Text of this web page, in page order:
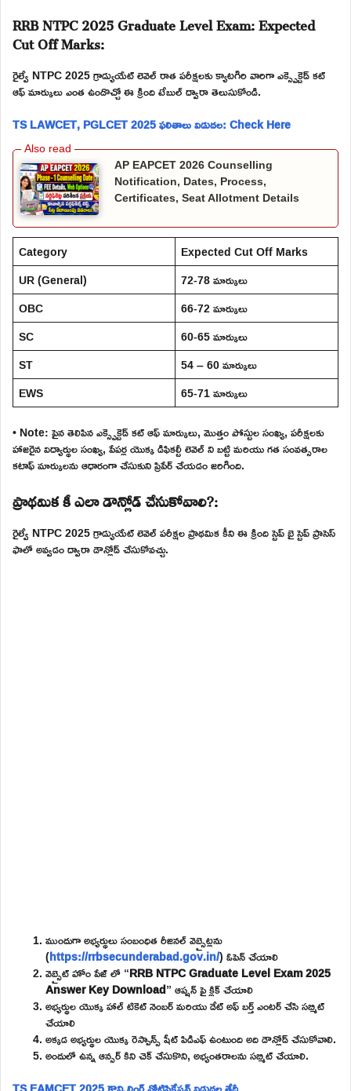
RRB NTPC 2025 Graduate Level Exam: Expected
Cut Off Marks:
రైల్వే NTPC 2025 గ్రాడ్యుయేట్ లెవెల్ రాత పరీక్షలకు క్యాటగిరి వారిగా ఎక్స్పెక్టెడ్ కట్
ఆఫ్ మార్కులు ఎంత ఉండొచ్చో ఈ క్రింది టేబుల్ ద్వారా తెలుసుకోండి.
TS LAWCET, PGLCET 2025 ఫలితాలు విడుదల: Check Here
AP EAPCET 2026 Counselling
Notification, Dates, Process,
Certificates, Seat Allotment Details
Category
Expected Cut Off Marks
UR (General)
72-78 మార్కులు
OBC
66-72 మార్కులు
SC
60-65 మార్కులు
ST
54 – 60 మార్కులు
EWS
65-71 మార్కులు
• Note: పైన తెలిపిన ఎక్స్పెక్టెడ్ కట్ ఆఫ్ మార్కులు, మొత్తం పోస్టుల సంఖ్య, పరీక్షలకు
హాజరైన విద్యార్థుల సంఖ్య, పేపర్ల యొక్క డిఫికల్టీ లెవెల్ ని బట్టి మరియు గత సంవత్సరాల
కటాఫ్ మార్కులను ఆధారంగా చేసుకుని ప్రిపేర్ చేయడం జరిగింది.
ప్రాథమిక కీ ఎలా డౌన్లోడ్ చేసుకోవాలి?:
రైల్వే NTPC 2025 గ్రాడ్యుయేట్ లెవెల్ పరీక్షల ప్రాథమిక కీని ఈ క్రింది స్టెప్ బై స్టెప్ ప్రాసెస్
ఫాలో అవ్వడం ద్వారా డౌన్లోడ్ చేసుకోవచ్చు.
ముందుగా అభ్యర్థులు సంబంధిత రీజినల్ వెబ్సైట్లను
(https://rrbsecunderabad.gov.in/) ఓపెన్ చేయాలి
వెబ్సైట్ హోం పేజ్ లో “RRB NTPC Graduate Level Exam 2025
Answer Key Download” ఆప్షన్ పై క్లిక్ చేయాలి
అభ్యర్థుల యొక్క హాల్ టికెట్ నెంబర్ మరియు డేట్ అఫ్ బర్త్ ఎంటర్ చేసి సబ్మిట్
చేయాలి
అక్కడ అభ్యర్థుల యొక్క రెస్పాన్స్ షీట్ పిడిఎఫ్ ఉంటుంది అది డౌన్లోడ్ చేసుకోవాలి.
అందులో ఉన్న ఆన్సర్ కిని చెక్ చేసుకొని, అభ్యంతరాలను సబ్మిట్ చేయాలి.